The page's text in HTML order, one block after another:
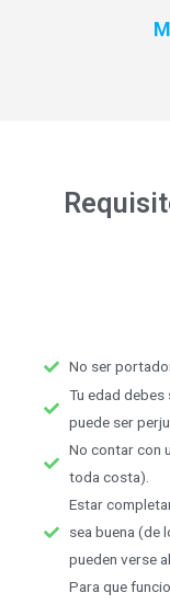
No ser
Tu edad debes
puede ser
No contar con
toda costa).
Estar
sea buena (de
pueden verse
Para que